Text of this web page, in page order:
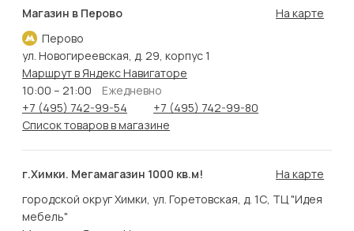
Магазин в Перово
Перово
На карте
ул. Новогиреевская, д. 29, корпус 1
Маршрут в Яндекс Навигаторе
10:00 – 21:00
Ежедневно
+7 (495) 742-99-54
+7 (495) 742-99-80
Список товаров в магазине
г.Химки. Мегамагазин 1000 кв.м!
На карте
городской округ Химки, ул. Горетовская, д. 1С, ТЦ "Идея
мебель"